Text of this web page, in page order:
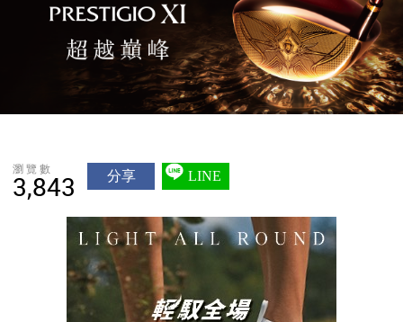
瀏覽數
3,843 分享 LINE